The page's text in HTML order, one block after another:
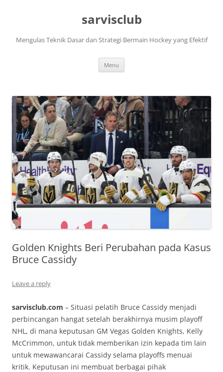
sarvisclub
Mengulas Teknik Dasar dan Strategi Bermain Hockey yang Efektif
Menu
Golden Knights Beri Perubahan pada Kasus
Bruce Cassidy
Leave a reply
sarvisclub.com – Situasi pelatih Bruce Cassidy menjadi
perbincangan hangat setelah berakhirnya musim playoff
NHL, di mana keputusan GM Vegas Golden Knights, Kelly
McCrimmon, untuk tidak memberikan izin kepada tim lain
untuk mewawancarai Cassidy selama playoffs menuai
kritik. Keputusan ini membuat berbagai pihak